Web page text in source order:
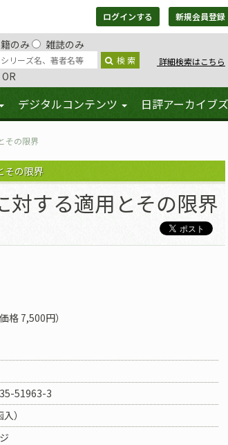
ログインする 新規会員登録
のみ 雑誌のみ
検 索 詳細検索はこちら
OR
デジタルコンテンツ 日評アーカイブズ
その限界
その限界
対する適用とその限界
格 7,500円）
51963-3
）